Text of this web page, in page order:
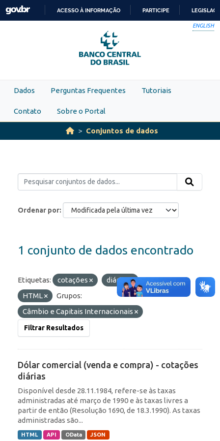
Skip to main content
PARA
O
CONTEÚDO
ACESSO À INFORMAÇÃO PARTICIPE
ENGLISH
Dados Perguntas Frequentes Tutoriais
Contato Sobre o Portal
Conjuntos de dados
Ordenar por
1 conjunto de dados encontrado
Etiquetas: cotações diárias
Formatos:
HTML
Grupos:
Câmbio e Capitais Internacionais
Filtrar Resultados
Dólar comercial (venda e compra) - cotações
diárias
Disponível desde 28.11.1984, refere-se às taxas
administradas até março de 1990 e às taxas livres a
partir de então (Resolução 1690, de 18.3.1990). As taxas
administradas são...
HTML API OData JSON